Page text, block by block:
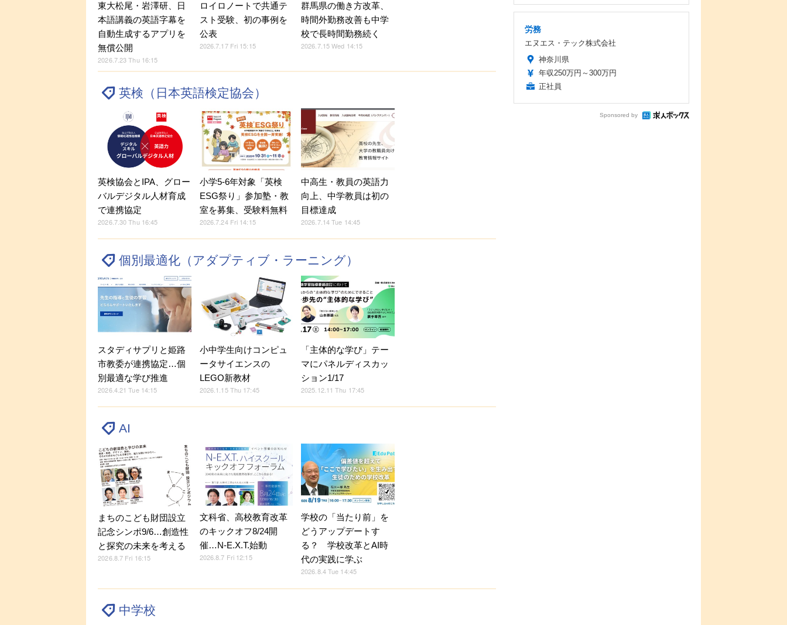
東大松尾・岩澤研、日
本語講義の英語字幕を
自動生成するアプリを
無償公開
2026.7.23 Thu 16:15
ロイロノートで共通テ
スト受験、初の事例を
公表
2026.7.17 Fri 15:15
群馬県の働き方改革、
時間外勤務改善も中学
校で長時間勤務続く
2026.7.15 Wed 14:15
英検（日本英語検定協会）
英検協会とIPA、グロー
バルデジタル人材育成
で連携協定
2026.7.30 Thu 16:45
小学5-6年対象「英検
ESG祭り」参加塾・教
室を募集、受験料無料
2026.7.24 Fri 14:15
中高生・教員の英語力
向上、中学教員は初の
目標達成
2026.7.14 Tue 14:45
個別最適化（アダプティブ・ラーニング）
スタディサプリと姫路
市教委が連携協定…個
別最適な学び推進
2026.4.21 Tue 14:15
小中学生向けコンピュ
ータサイエンスの
LEGO新教材
2026.1.15 Thu 17:45
「主体的な学び」テー
マにパネルディスカッ
ション1/17
2025.12.11 Thu 17:45
AI
まちのこども財団設立
記念シンポ9/6…創造性
と探究の未来を考える
2026.8.7 Fri 16:15
文科省、高校教育改革
のキックオフ8/24開
催…N-E.X.T.始動
2026.8.7 Fri 12:15
学校の「当たり前」を
どうアップデートす
る？ 学校改革とAI時
代の実践に学ぶ
2026.8.4 Tue 14:45
中学校
労務
エヌエス・テック株式会社
神奈川県
年収250万円～300万円
正社員
Sponsored by